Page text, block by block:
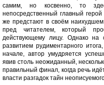
самим, но косвенно, то
непосредственный главный
же предстают в своём
пред читателем, который
действующему лицу. Однако на
развитием рудиментарного
начале, автор умудряется
явив столь неожиданный,
правильный финал, когда речь
власти разгадок тайн